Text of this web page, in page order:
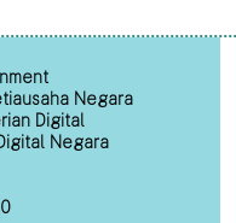
Negara
Digital
Negara